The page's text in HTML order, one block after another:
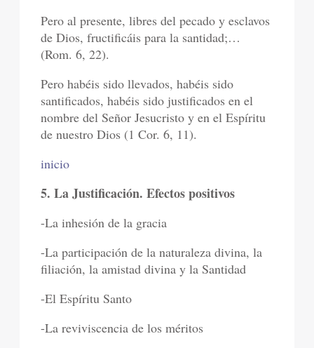
Pero al presente, libres del pecado y esclavos
de Dios, fructificáis para la santidad;…
(Rom. 6, 22).
Pero habéis sido llevados, habéis sido
santificados, habéis sido justificados en el
nombre del Señor Jesucristo y en el Espíritu
de nuestro Dios (1 Cor. 6, 11).
inicio
5. La Justificación. Efectos positivos
-La inhesión de la gracia
-La participación de la naturaleza divina, la
filiación, la amistad divina y la Santidad
-El Espíritu Santo
-La reviviscencia de los méritos